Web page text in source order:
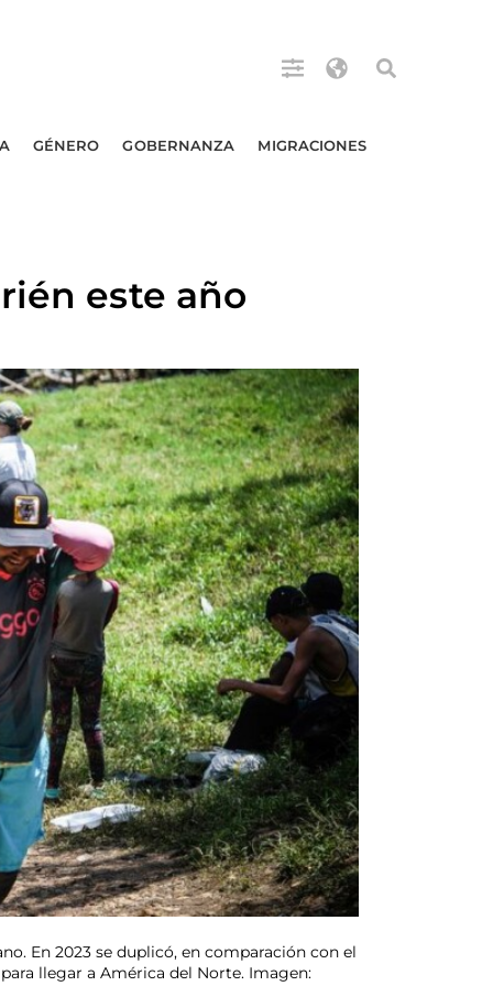
GÉNERO GOBERNANZA MIGRACIONES
este año
En 2023 se duplicó, en comparación con el
llegar a América del Norte. Imagen: